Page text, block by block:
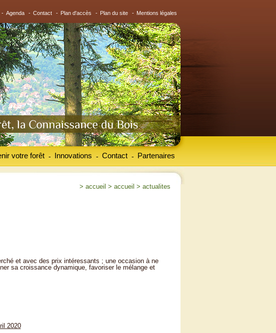
- Agenda - Contact - Plan d'accès - Plan du site - Mentions légales
votre forêt Innovations
- Contact
- Partenaires
-
> accueil > accueil > actualites
et avec des prix intéressants ; une occasion à ne
sa croissance dynamique, favoriser le mélange et
2020